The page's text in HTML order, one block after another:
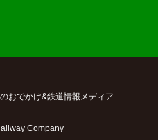
おでかけ&鉄道情報メディア
Company